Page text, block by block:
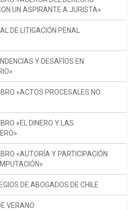
UN ASPIRANTE A JURISTA»
DE LITIGACIÓN PENAL
Y DESAFÍOS EN
«ACTOS PROCESALES NO
«EL DINERO Y LAS
«AUTORÍA Y PARTICIPACIÓN
DE ABOGADOS DE CHILE
VERANO